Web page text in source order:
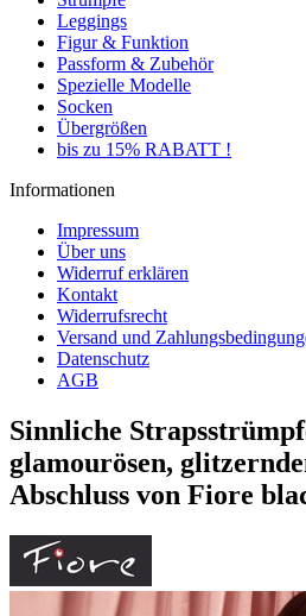
Leggings
Figur & Funktion
Passform & Zubehör
Spezielle Modelle
Socken
Übergrößen
bis zu 15% RABATT !
Informationen
Impressum
Über uns
Widerruf erklären
Kontakt
Widerrufsrecht
Versand und
Datenschutz
AGB
Sinnliche
glamourösen,
Abschluss von Fiore